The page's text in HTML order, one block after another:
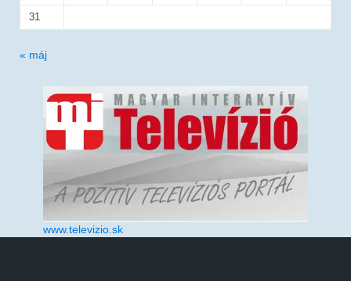
31
« máj
www.televizio.sk